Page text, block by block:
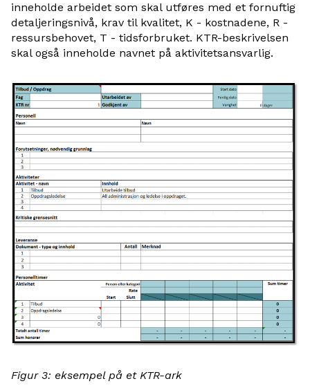
inneholde arbeidet som skal utføres med et fornuftig
detaljeringsnivå, krav til kvalitet, K - kostnadene, R -
ressursbehovet, T - tidsforbruket. KTR-beskrivelsen
skal også inneholde navnet på aktivitetsansvarlig.
Figur 3: eksempel på et KTR-ark